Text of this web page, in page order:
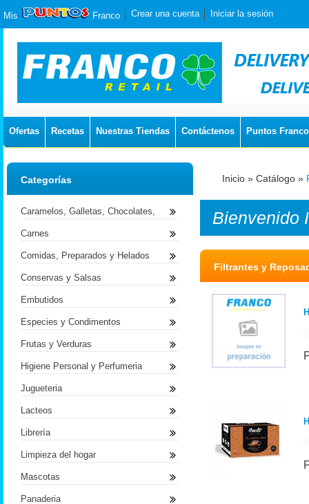
Mis Franco Crear una cuenta Iniciar la sesión
Ofertas Recetas Nuestras Tiendas Contáctenos Puntos Franco
Inicio » Catálogo »
Bienvenido
Filtrantes y
Categorías
Caramelos, Galletas, Chocolates,
Carnes
Comidas, Preparados y Helados
Conservas y Salsas
Embutidos
Especies y Condimentos
Frutas y Verduras
Higiene Personal y Perfumeria
Jugueteria
Lacteos
Librería
Limpieza del hogar
Mascotas
Panaderia